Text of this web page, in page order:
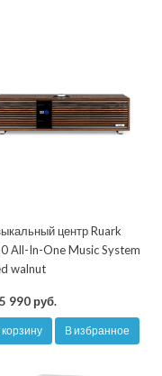
центр Ruark
All-In-One Music System
walnut
990 руб.
корзину В избранное